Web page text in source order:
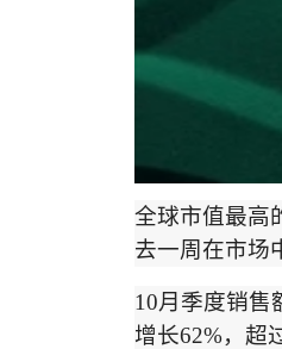
全球市值最高
去一周在市场
10月季度销售
增长62%，超